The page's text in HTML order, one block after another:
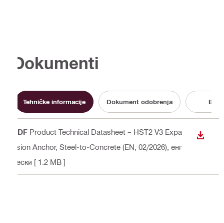
Dokumenti
Tehničke informacije Dokument odobrenja
PDF Product Technical Datasheet – HST2 V3 Expa
nsion Anchor, Steel-to-Concrete (EN, 02/2026) , енг
лески [ 1.2 MB ]